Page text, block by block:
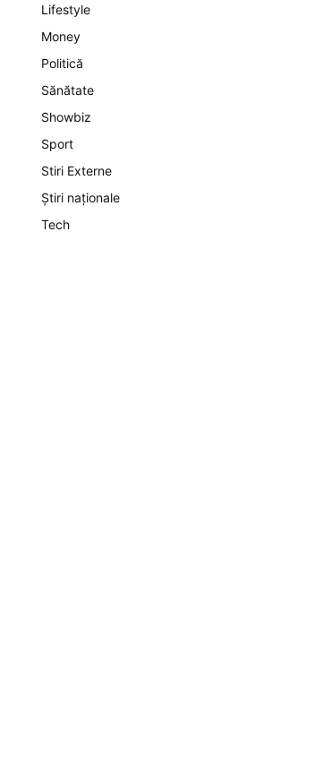
Lifestyle
Money
Politică
Sănătate
Showbiz
Sport
Stiri Externe
Știri naționale
Tech